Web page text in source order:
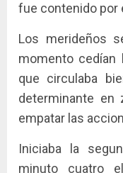
fue contenido por
Los merideños
momento cedían
que circulaba
determinante en
empatar las
Iniciaba la
minuto cuatro